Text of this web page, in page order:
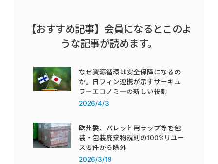
【おすすめ記事】会員になるとこのよ
うな記事が読めます。
なぜ資源循環は安全保障になるの
か。日フィン連携が示すサーキュ
ラーエコノミーの新しい役割
2026/4/3
欧州委、パレット用ラップ等を包
装・包装廃棄物規則の100%リユー
ス要件から除外
2026/3/19